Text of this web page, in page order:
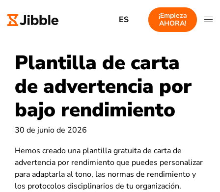
ES
¡Empieza
AHORA!
Plantilla de carta
de advertencia por
bajo rendimiento
30 de junio de 2026
Hemos creado una plantilla gratuita de carta de
advertencia por rendimiento que puedes personalizar
para adaptarla al tono, las normas de rendimiento y
los protocolos disciplinarios de tu organización.